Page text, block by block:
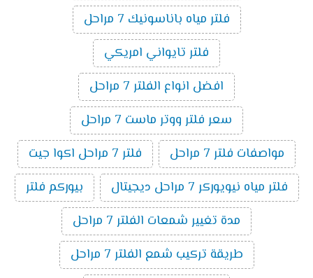
فلتر مياه باناسونيك 7 مراحل
فلتر تايواني امريكي
افضل انواع الفلتر 7 مراحل
سعر فلتر ووتر ماست 7 مراحل
مواصفات فلتر 7 مراحل
فلتر 7 مراحل اكوا جيت
فلتر مياه نيويوركر 7 مراحل ديجيتال
بيوركم فلتر
مدة تغيير شمعات الفلتر 7 مراحل
طريقة تركيب شمع الفلتر 7 مراحل